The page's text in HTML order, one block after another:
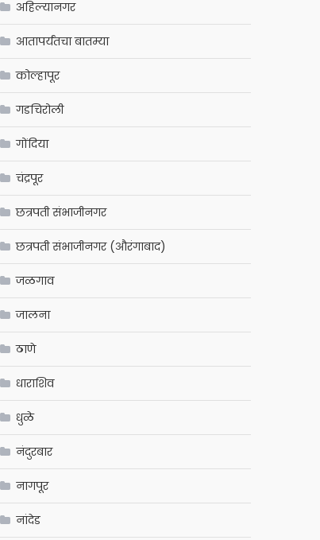
अहिल्यानगर
आतापर्यंतचा बातम्या
कोल्हापूर
गडचिरोली
गोंदिया
चंद्रपूर
छत्रपती संभाजीनगर
छत्रपती संभाजीनगर (औरंगाबाद)
जळगाव
जालना
ठाणे
धाराशिव
धुळे
नंदुरबार
नागपूर
नांदेड